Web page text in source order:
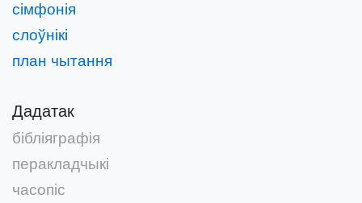
сімфонія
слоўнікі
план чытання
Дадатак
бібліяграфія
перакладчыкі
часопіс